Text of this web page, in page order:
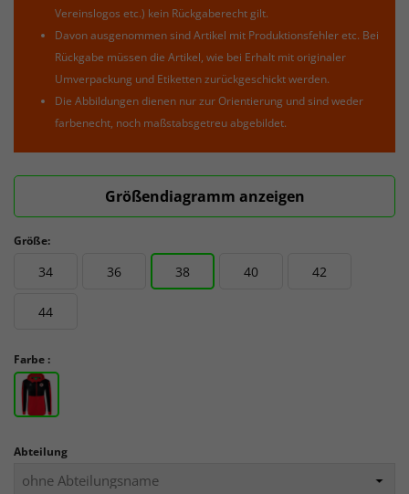
Vereinslogos etc.) kein Rückgaberecht gilt.
Davon ausgenommen sind Artikel mit Produktionsfehler etc. Bei
Rückgabe müssen die Artikel, wie bei Erhalt mit originaler
Umverpackung und Etiketten zurückgeschickt werden.
Die Abbildungen dienen nur zur Orientierung und sind weder
farbenecht, noch maßstabsgetreu abgebildet.
Größendiagramm anzeigen
Größe:
34 36 38 40 42
44
Farbe :
Abteilung